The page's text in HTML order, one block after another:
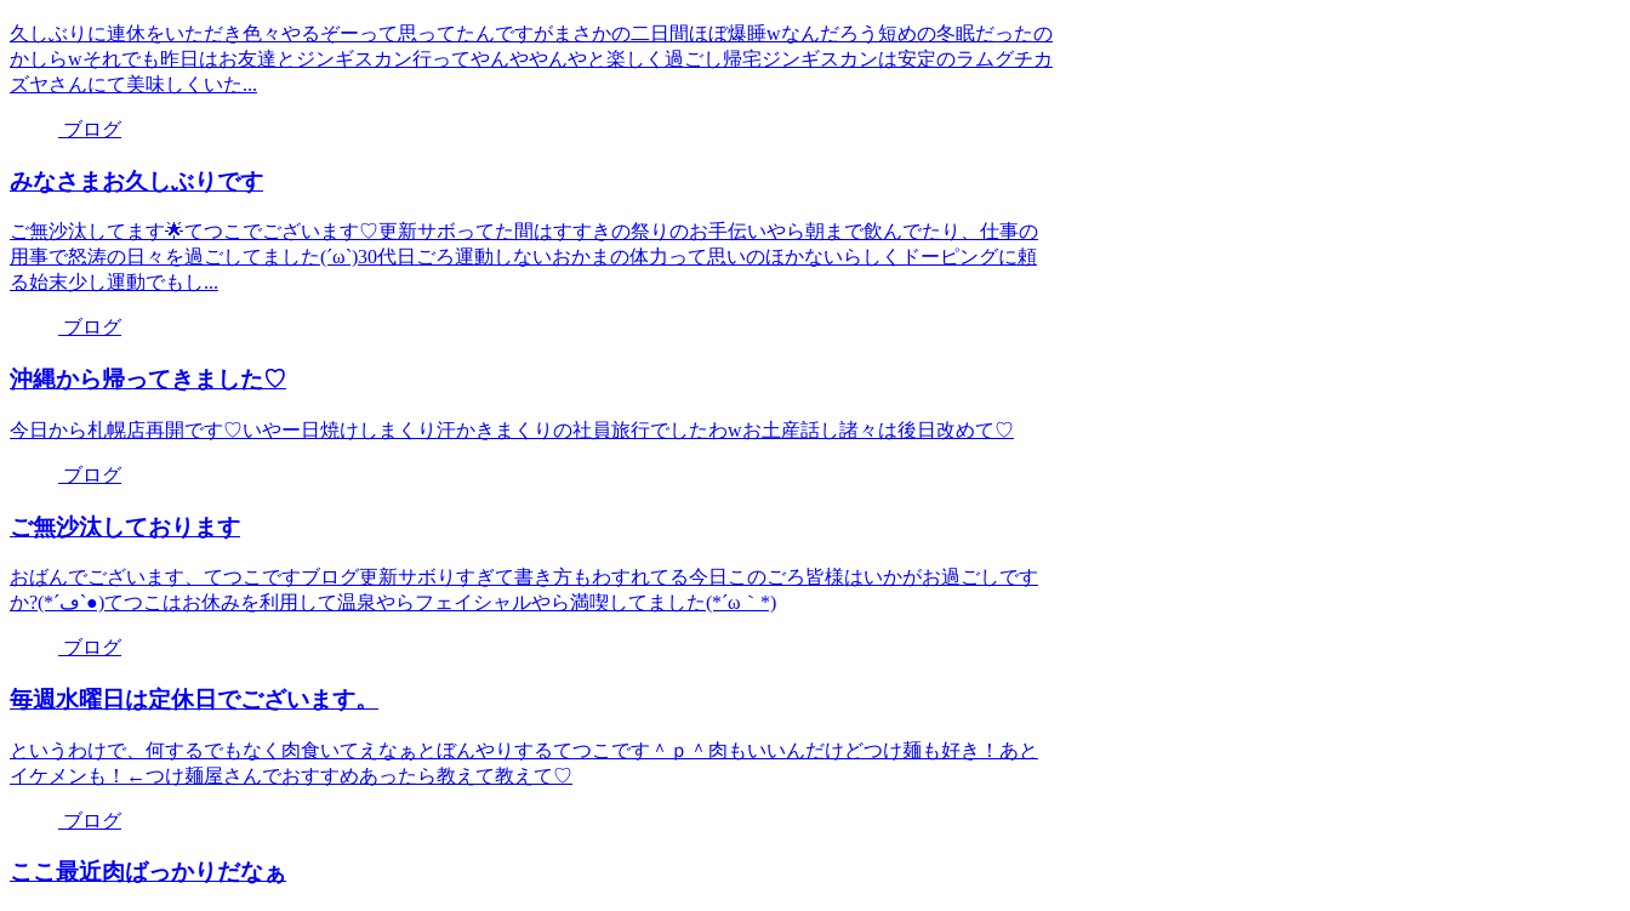
久しぶりに連休をいただき色々やるぞーって思ってたんですがまさかの二日間ほぼ爆睡wなんだろう短めの冬眠だったの
かしらwそれでも昨日はお友達とジンギスカン行ってやんややんやと楽しく過ごし帰宅ジンギスカンは安定のラムグチカ
ズヤさんにて美味しくいた...
ブログ
みなさまお久しぶりです
ご無沙汰してます🌟てつこでございます♡更新サボってた間はすすきの祭りのお手伝いやら朝まで飲んでたり、仕事の
用事で怒涛の日々を過ごしてました(´ω`)30代日ごろ運動しないおかまの体力って思いのほかないらしくドーピングに頼
る始末少し運動でもし...
ブログ
沖縄から帰ってきました♡
今日から札幌店再開です♡いやー日焼けしまくり汗かきまくりの社員旅行でしたわwお土産話し諸々は後日改めて♡
ブログ
ご無沙汰しております
おばんでございます、てつこですブログ更新サボりすぎて書き方もわすれてる今日このごろ皆様はいかがお過ごしです
か?(*´ڡ`●)てつこはお休みを利用して温泉やらフェイシャルやら満喫してました(*´ω｀*)
ブログ
毎週水曜日は定休日でございます。
というわけで、何するでもなく肉食いてえなぁとぼんやりするてつこです＾ｐ＾肉もいいんだけどつけ麺も好き！あと
イケメンも！←つけ麺屋さんでおすすめあったら教えて教えて♡
ブログ
ここ最近肉ばっかりだなぁ